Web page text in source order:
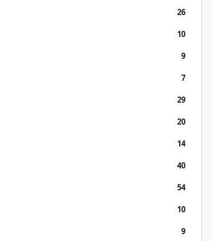
26
10
9
7
29
20
14
40
54
10
9